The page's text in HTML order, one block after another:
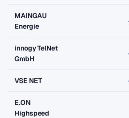
MAINGAU
Energie
innogy TelNet
GmbH
VSE NET
E.ON
Highspeed